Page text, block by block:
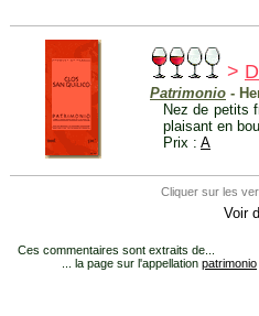
>
Patrimonio -
Nez de petits
plaisant en
Prix : A
Cliquer sur les
Voir
Ces commentaires sont extraits de...
... la page sur l'appellation patrimonio